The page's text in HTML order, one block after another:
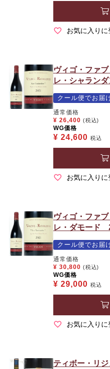
お気に入りに
ヴィゴ・ファ
レ・シャラン
クール便でお届
通常価格
¥ 26,400 (税込)
WG価格
¥ 24,600 税込
お気に入りに
ヴィゴ・ファ
レ・ダモード
クール便でお届
通常価格
¥ 30,800 (税込)
WG価格
¥ 29,000 税込
お気に入りに
ティボー・リ